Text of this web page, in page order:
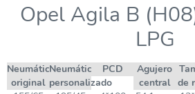
Opel Agila B
LPG
Neumático
original
Neumático
personalizado
PCD
Agujero
central de